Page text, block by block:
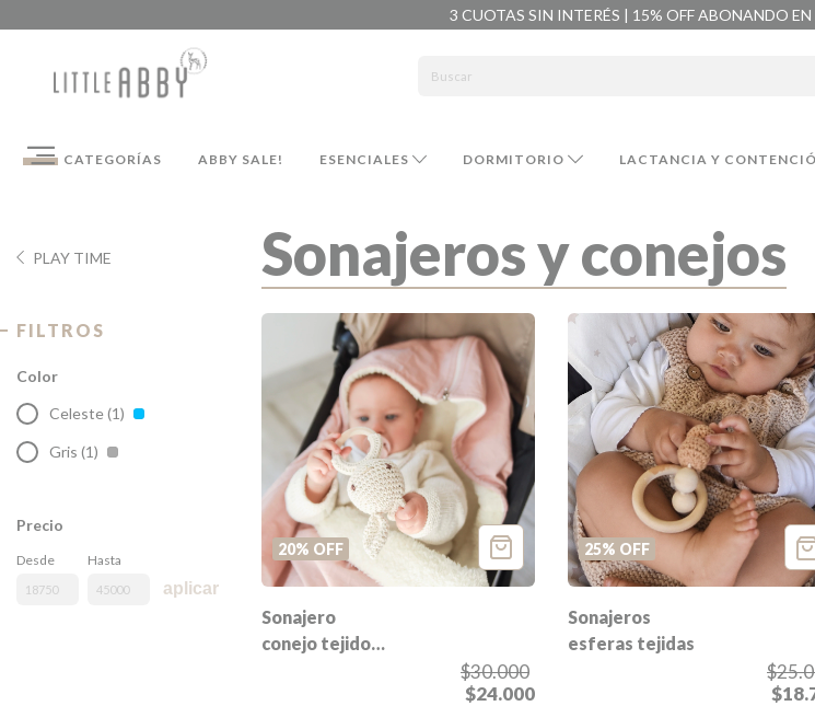
3 CUOTAS SIN INTERÉS | 15% OFF ABONANDO
CATEGORÍAS ABBY SALE! ESENCIALES DORMITORIO LACTANCIA Y
PLAY TIME
FILTROS
Color
Celeste (1)
Gris (1)
Precio
Desde Hasta
aplicar
Sonajeros y conejos
20% OFF
Sonajero
conejo tejido
$30.000
$24.000
25% OFF
Sonajeros
esferas tejidas